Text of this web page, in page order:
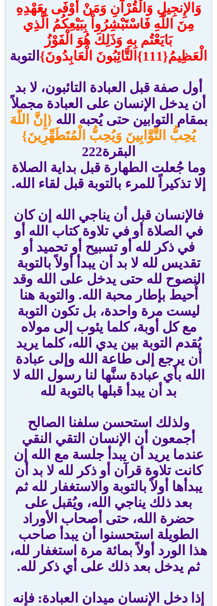
وَالإِنجِيلِ وَالْقُرْآنِ وَمَنْ أَوْفَى بِعَهْدِهِ
مِنَ اللّهِ فَاسْتَبْشِرُواْ بِبَيْعِكُمُ الَّذِي
بَايَعْتُم بِهِ وَذَلِكَ هُوَ الْفَوْزُ
الْعَظِيمُ{111}التَّائِبُونَ الْعَابِدُونَ}
التوبة
أول صفة قبل العبادة التائبون، لا بد
أن يدخل الإنسان على العبادة مجملاً
بمقام التوابين حتى يُحبه الله{إِنَّ اللّهَ
يُحِبُّ التَّوَّابِينَ وَيُحِبُّ الْمُتَطَهِّرِينَ}
البقرة222
وما جُعلت الطهارة قبل بداية الصلاة
إلا تذكيراً للمرء بالتوبة قبل لقاء الله.
فالإنسان قبل أن يناجي الله إن كان
في الصلاة أو في تلاوة كتاب الله أو
في ذكر لله أو تسبيح أو تحميد أو
تقديس لله لا بد أن يبدأ أولاً بالتوبة
النصوح لله حتى يدخل على الله وقد
أُحيط بإطار محبة الله. والتوبة هنا
ليست مرة واحدة، بل تكون التوبة
مع كل أوبة، كلما يئوب إلى مولاه
يُقدم التوبة بين يدي الله، كلما يريد
أن يرجع إلى طاعة الله وإلى عبادة
الله بأي عبادة سنَّها لنا رسول الله لا
بد أن يبدأ قبلها بالتوبة لله
ولذلك استحسن سلفنا الصالح
أجمعون أن الإنسان التقي النقي
عندما يريد أن يبدأ جلسة مع الله إن
كانت تلاوة قرآن أو ذكر لله لا بد أن
يبدأها أولاً بالتوبة والاستغفار لله ثم
بعد ذلك يناجي الله، ويُقبل على
حضرة الله، حتى أصحاب الأوراد
الطويلة استحسنوا أن يبدأ صاحب
هذا الورد أولاً بمائة مرة استغفار لله،
ثم يدخل بعد ذلك على أي ذكر لله.
إذا دخل الإنسان ميدان العبادة: فإنه